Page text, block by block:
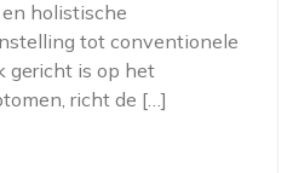
holistische
tot conventionele
gericht is op het
richt de […]